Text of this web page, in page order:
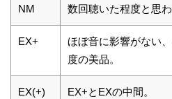
NM 数回聴いた程度と思
EX+
ほぼ音に影響がない
度の美品。
EX(+) EX+とEXの中間。